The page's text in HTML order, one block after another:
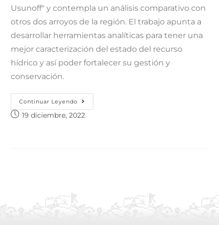
Usunoff" y contempla un análisis comparativo con
otros dos arroyos de la región. El trabajo apunta a
desarrollar herramientas analíticas para tener una
mejor caracterización del estado del recurso
hídrico y así poder fortalecer su gestión y
conservación.
Continuar Leyendo
19 diciembre, 2022